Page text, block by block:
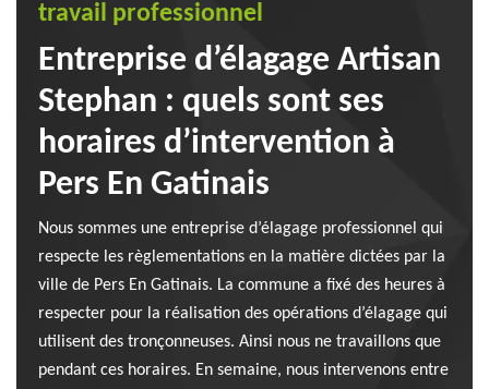
travail professionnel
Entreprise d’élagage Artisan
Stephan : quels sont ses
horaires d’intervention à
Pers En Gatinais
Nous sommes une entreprise d’élagage professionnel qui
respecte les règlementations en la matière dictées par la
ville de Pers En Gatinais. La commune a fixé des heures à
respecter pour la réalisation des opérations d’élagage qui
utilisent des tronçonneuses. Ainsi nous ne travaillons que
pendant ces horaires. En semaine, nous intervenons entre